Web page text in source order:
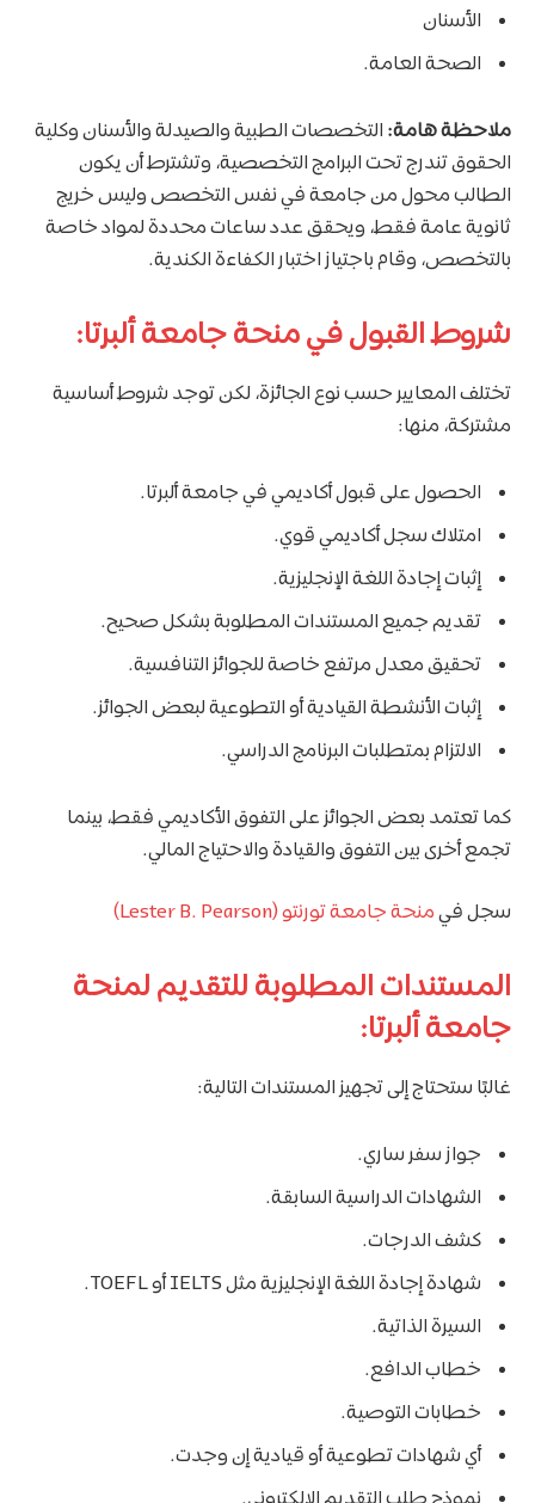
الأسنان
الصحة العامة.
ملاحظة هامة: التخصصات الطبية والصيدلة والأسنان وكلية
الحقوق تندرج تحت البرامج التخصصية، وتشترط أن يكون
الطالب محول من جامعة في نفس التخصص وليس خريج
ثانوية عامة فقط، ويحقق عدد ساعات محددة لمواد خاصة
بالتخصص، وقام باجتياز اختبار الكفاءة الكندية.
شروط القبول في منحة جامعة ألبرتا:
تختلف المعايير حسب نوع الجائزة، لكن توجد شروط أساسية
مشتركة، منها:
الحصول على قبول أكاديمي في جامعة ألبرتا.
امتلاك سجل أكاديمي قوي.
إثبات إجادة اللغة الإنجليزية.
تقديم جميع المستندات المطلوبة بشكل صحيح.
تحقيق معدل مرتفع خاصة للجوائز التنافسية.
إثبات الأنشطة القيادية أو التطوعية لبعض الجوائز.
الالتزام بمتطلبات البرنامج الدراسي.
كما تعتمد بعض الجوائز على التفوق الأكاديمي فقط، بينما
تجمع أخرى بين التفوق والقيادة والاحتياج المالي.
سجل فيمنحة جامعة تورنتو (Lester B. Pearson)
المستندات المطلوبة للتقديم لمنحة
جامعة ألبرتا:
غالبًا ستحتاج إلى تجهيز المستندات التالية:
جواز سفر ساري.
الشهادات الدراسية السابقة.
كشف الدرجات.
شهادة إجادة اللغة الإنجليزية مثل IELTS أو TOEFL.
السيرة الذاتية.
خطاب الدافع.
خطابات التوصية.
أي شهادات تطوعية أو قيادية إن وجدت.